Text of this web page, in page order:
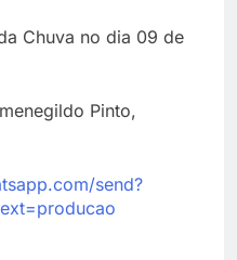
Chuva no dia 09 de
Pinto,
send?